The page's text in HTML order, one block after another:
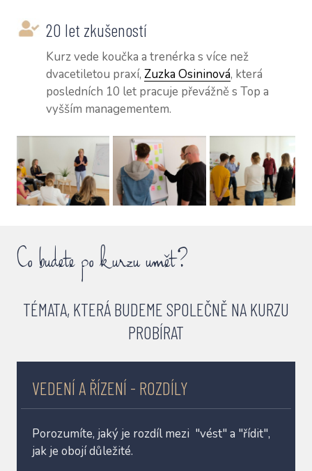
20 let zkušeností
Kurz vede koučka a trenérka s více než
dvacetiletou praxí,Zuzka Osininová, která
posledních 10 let pracuje převážně s Top a
vyšším managementem.
Co budete po kurzu umět?
TÉMATA, KTERÁ BUDEME SPOLEČNĚ NA KURZU
PROBÍRAT
VEDENÍ A ŘÍZENÍ - ROZDÍLY
Porozumíte, jaký je rozdíl mezi "vést" a "řídit",
jak je obojí důležité.